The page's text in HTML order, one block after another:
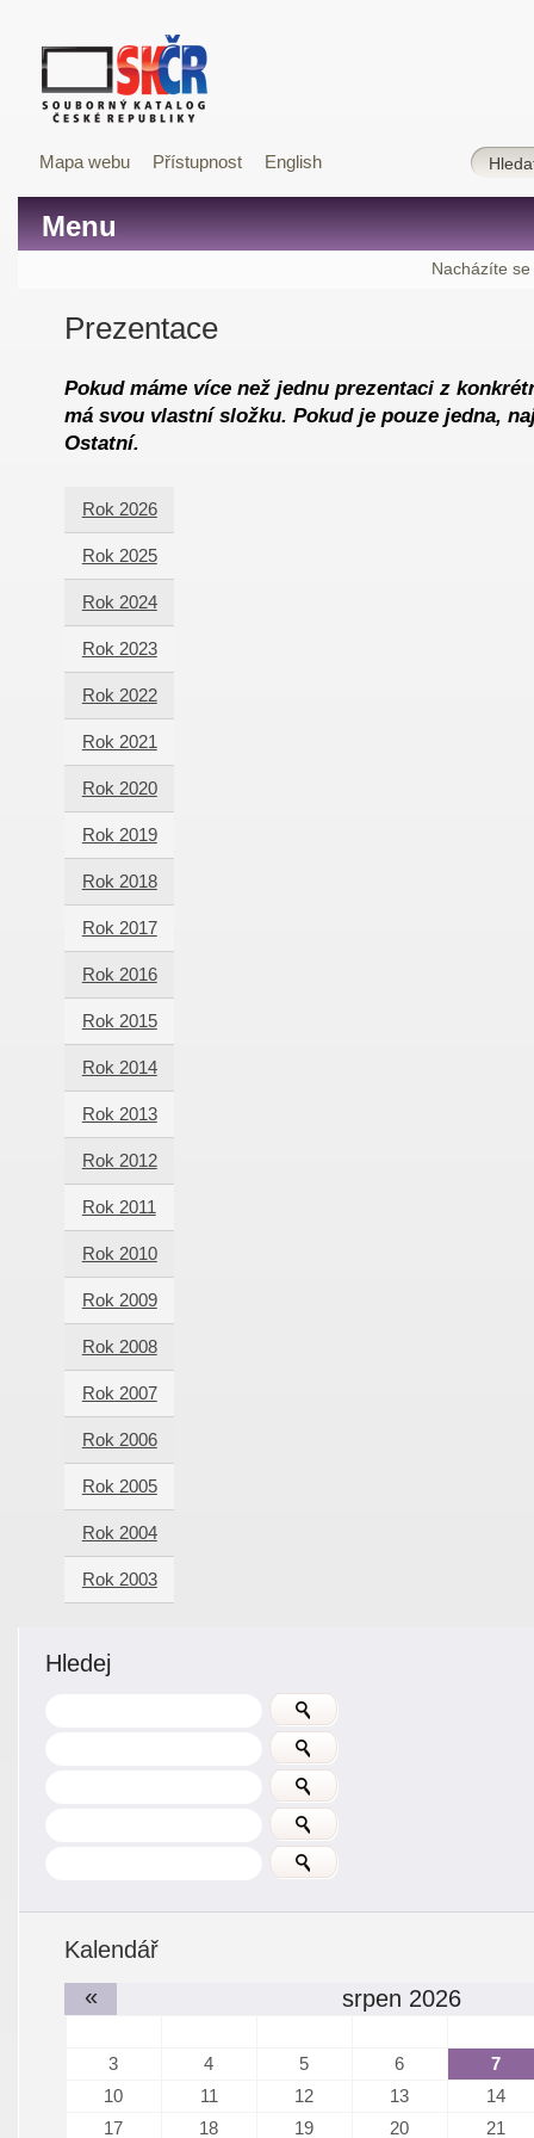
Mapa webu Přístupnost English
Menu
Nacházíte se
Prezentace
Pokud máme více než jednu prezentaci z
má svou vlastní složku. Pokud je pouze jedna,
Ostatní.
Rok 2026
Rok 2025
Rok 2024
Rok 2023
Rok 2022
Rok 2021
Rok 2020
Rok 2019
Rok 2018
Rok 2017
Rok 2016
Rok 2015
Rok 2014
Rok 2013
Rok 2012
Rok 2011
Rok 2010
Rok 2009
Rok 2008
Rok 2007
Rok 2006
Rok 2005
Rok 2004
Rok 2003
Hledej
Kalendář
«
srpen 2026
3 4 5 6
7
10
11 12 13
14
17
18 19 20 21